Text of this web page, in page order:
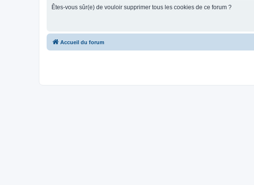
Êtes-vous sûr(e) de vouloir supprimer tous les cookies de ce forum ?
Accueil du forum